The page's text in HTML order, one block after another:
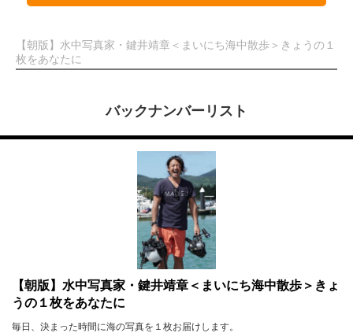
【朝版】水中写真家・鍵井靖章＜まいにち海中散歩＞きょうの１
枚をあなたに
バックナンバーリスト
【朝版】水中写真家・鍵井靖章＜まいにち海中散歩＞きょ
うの１枚をあなたに
毎日、決まった時間に海の写真を１枚お届けします。